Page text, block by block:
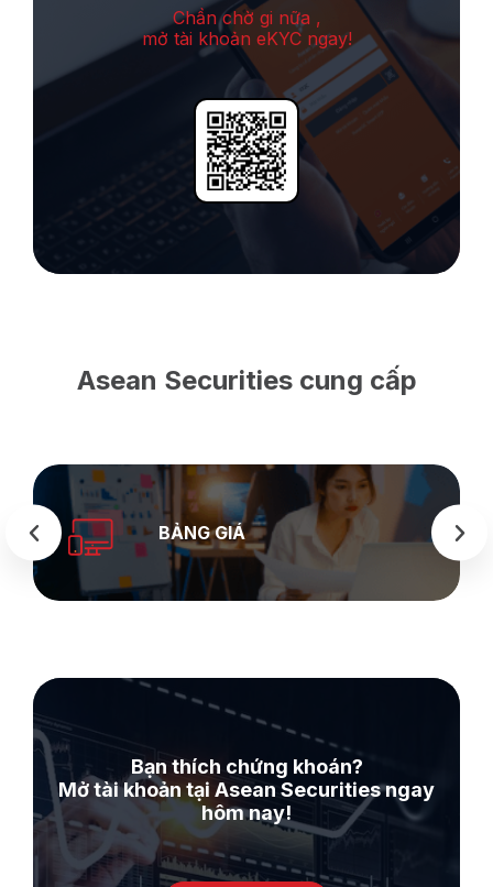
Chần chờ gi nữa ,
mở tài khoản eKYC ngay!
Asean Securities cung cấp
SEASTOCK
WEB
Bạn thích chứng khoán?
Mở tài khoản tại Asean Securities ngay
hôm nay!